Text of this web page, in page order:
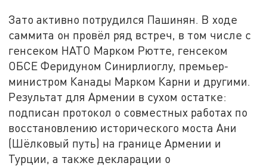
Зато активно потрудился Пашинян. В ходе
саммита он провёл ряд встреч, в том числе с
генсеком НАТО Марком Рютте, генсеком
ОБСЕ Феридуном Синирлиоглу, премьер-
министром Канады Марком Карни и другими.
Результат для Армении в сухом остатке:
подписан протокол о совместных работах по
восстановлению исторического моста Ани
(Шёлковый путь) на границе Армении и
Турции, а также декларации о